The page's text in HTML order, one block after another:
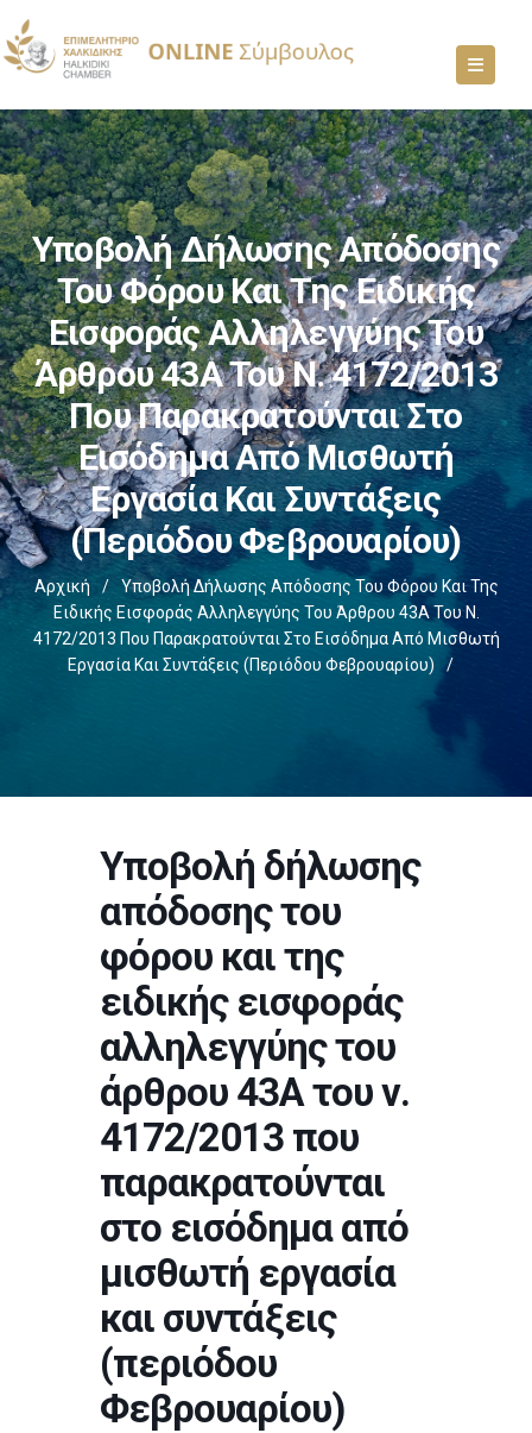
Υποβολή Δήλωσης Απόδοσης
Του Φόρου Και Της Ειδικής
Εισφοράς Αλληλεγγύης Του
Άρθρου 43Α Του Ν. 4172/2013
Που Παρακρατούνται Στο
Εισόδημα Από Μισθωτή
Εργασία Και Συντάξεις
(περιόδου Φεβρουαρίου)
Αρχική /
Υποβολή Δήλωσης Απόδοσης Του Φόρου Και Της
Ειδικής Εισφοράς Αλληλεγγύης Του Άρθρου 43Α Του Ν.
4172/2013 Που Παρακρατούνται Στο Εισόδημα Από Μισθωτή
Εργασία Και Συντάξεις (περιόδου Φεβρουαρίου)
/
Υποβολή δήλωσης
απόδοσης του
φόρου και της
ειδικής εισφοράς
αλληλεγγύης του
άρθρου 43Α του ν.
4172/2013 που
παρακρατούνται
στο εισόδημα από
μισθωτή εργασία
και συντάξεις
(περιόδου
Φεβρουαρίου)